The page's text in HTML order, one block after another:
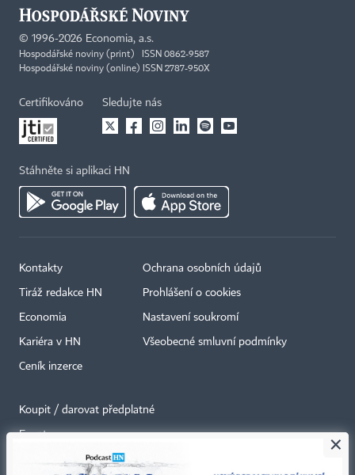
© 1996-2026 Economia, a.s.
Hospodářské noviny (print) ISSN 0862-9587
Hospodářské noviny (online) ISSN 2787-950X
Certifikováno Sledujte nás
Stáhněte si aplikaci HN
Kontakty
Tiráž redakce HN
Economia
Kariéra v HN
Ceník inzerce
Ochrana osobních údajů
Prohlášení o cookies
Nastavení soukromí
Všeobecné smluvní podmínky
Koupit / darovat předplatné
Eventy
Newslettery
×